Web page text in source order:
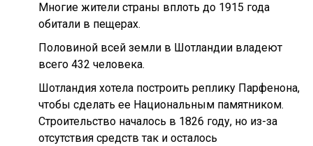
Многие жители страны вплоть до 1915 года
обитали в пещерах.
Половиной всей земли в Шотландии владеют
всего 432 человека.
Шотландия хотела построить реплику Парфенона,
чтобы сделать ее Национальным памятником.
Строительство началось в 1826 году, но из-за
отсутствия средств так и осталось